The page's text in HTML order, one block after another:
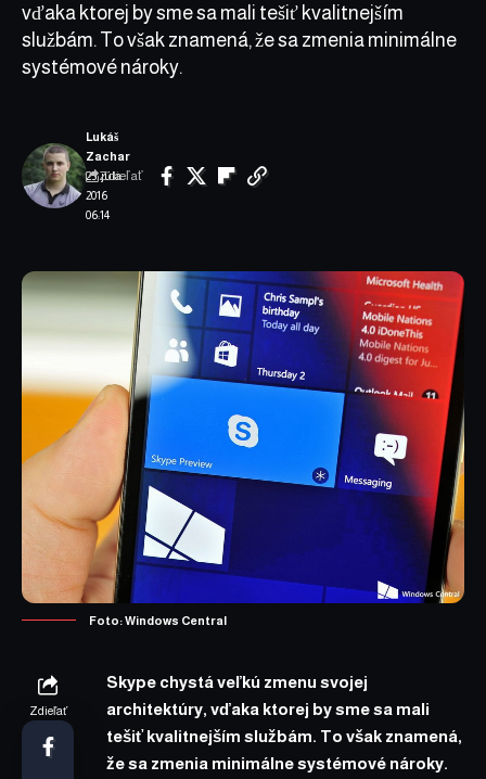
vďaka ktorej by sme sa mali tešiť kvalitnejším
službám. To však znamená, že sa zmenia minimálne
systémové nároky.
25. júla
2016
06:14
Lukáš
Zachar
Zdieľať
Foto:Windows Central
Zdieľať
Skype chystá veľkú zmenu svojej
architektúry, vďaka ktorej by sme sa mali
tešiť kvalitnejším službám. To však znamená,
že sa zmenia minimálne systémové nároky.